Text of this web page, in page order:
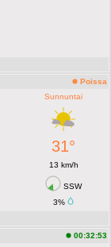
Poissa
Sunnuntai
31°
13 km/h
SSW
3%
00:32:53